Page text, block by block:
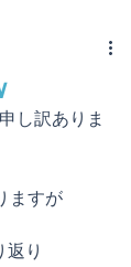
し訳ありま
ますが
り